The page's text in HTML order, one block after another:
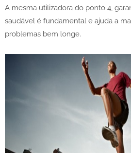
A mesma utilizadora do ponto 4,
saudável é fundamental e ajuda a
problemas bem longe.